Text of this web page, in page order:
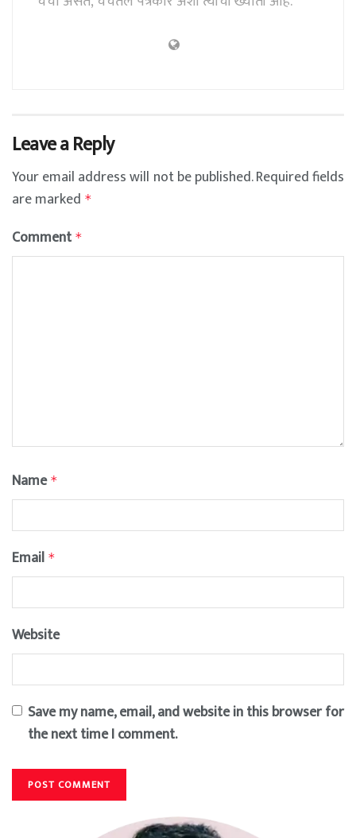
Leave a Reply
Your email address will not be published.Required fields
are marked *
Comment *
Name *
Email *
Website
Save my name, email, and website in this browser for
the next time I comment.